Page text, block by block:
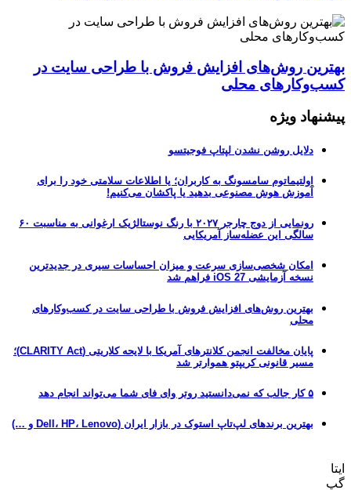
بهترین روش‌های افزایش فروش با طراحی سایت در
کسب‌وکارهای محلی
پیشنهاد ویژه
دلایل روشن نشدن لپتاپ فوجیتسو
اولتیماتوم سامسونگ به کاربران؛ یا اطلاعات سلامتی خود را برای
آموزش هوش مصنوعی بدهید یا پاکشان می‌کنیم!
رونمایی از دوج چارجر ۲۰۲۷ با رنگ نوستالژیک ارغوانی به مناسبت ۶۰
سالگی این عضله‌ساز آمریکایی
امکان شخصی‌سازی سرعت و میزان احساسات سیری در جدیدترین
نسخه آزمایشی iOS 27 فراهم شد
بهترین روش‌های افزایش فروش با طراحی سایت در کسب‌وکارهای
محلی
پایان مخالفت انجمن کلانترهای آمریکا با لایحه کلاریتی (CLARITY Act)؛
مسیر قانونی کریپتو هموارتر شد
۵ کار جالب که نمی‌دانستید روتر وای فای شما می‌تواند انجام دهد
بهترین برندهای لپ‌تاپ استوک در بازار ایران (Dell، HP، Lenovo و …)
ایتا
گپ